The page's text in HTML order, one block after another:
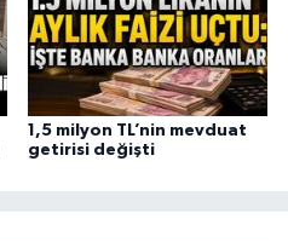
1,5 milyon TL’nin mevduat
getirisi değişti